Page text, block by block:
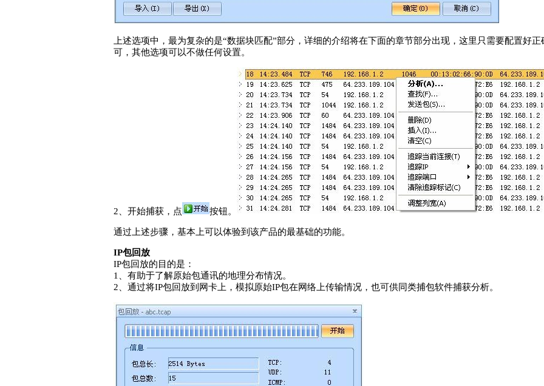
上述选项中，最为复杂的是“数据块匹配”部分，详细的介绍将在下面的章节部分出现，这里只需要配置好正
可，其他选项可以不做任何设置。
2、开始捕获，点 按钮。
通过上述步骤，基本上可以体验到该产品的最基础的功能。
IP包回放
IP包回放的目的是：
1、有助于了解原始包通讯的地理分布情况。
2、通过将IP包回放到网卡上，模拟原始IP包在网络上传输情况，也可供同类捕包软件捕获分析。